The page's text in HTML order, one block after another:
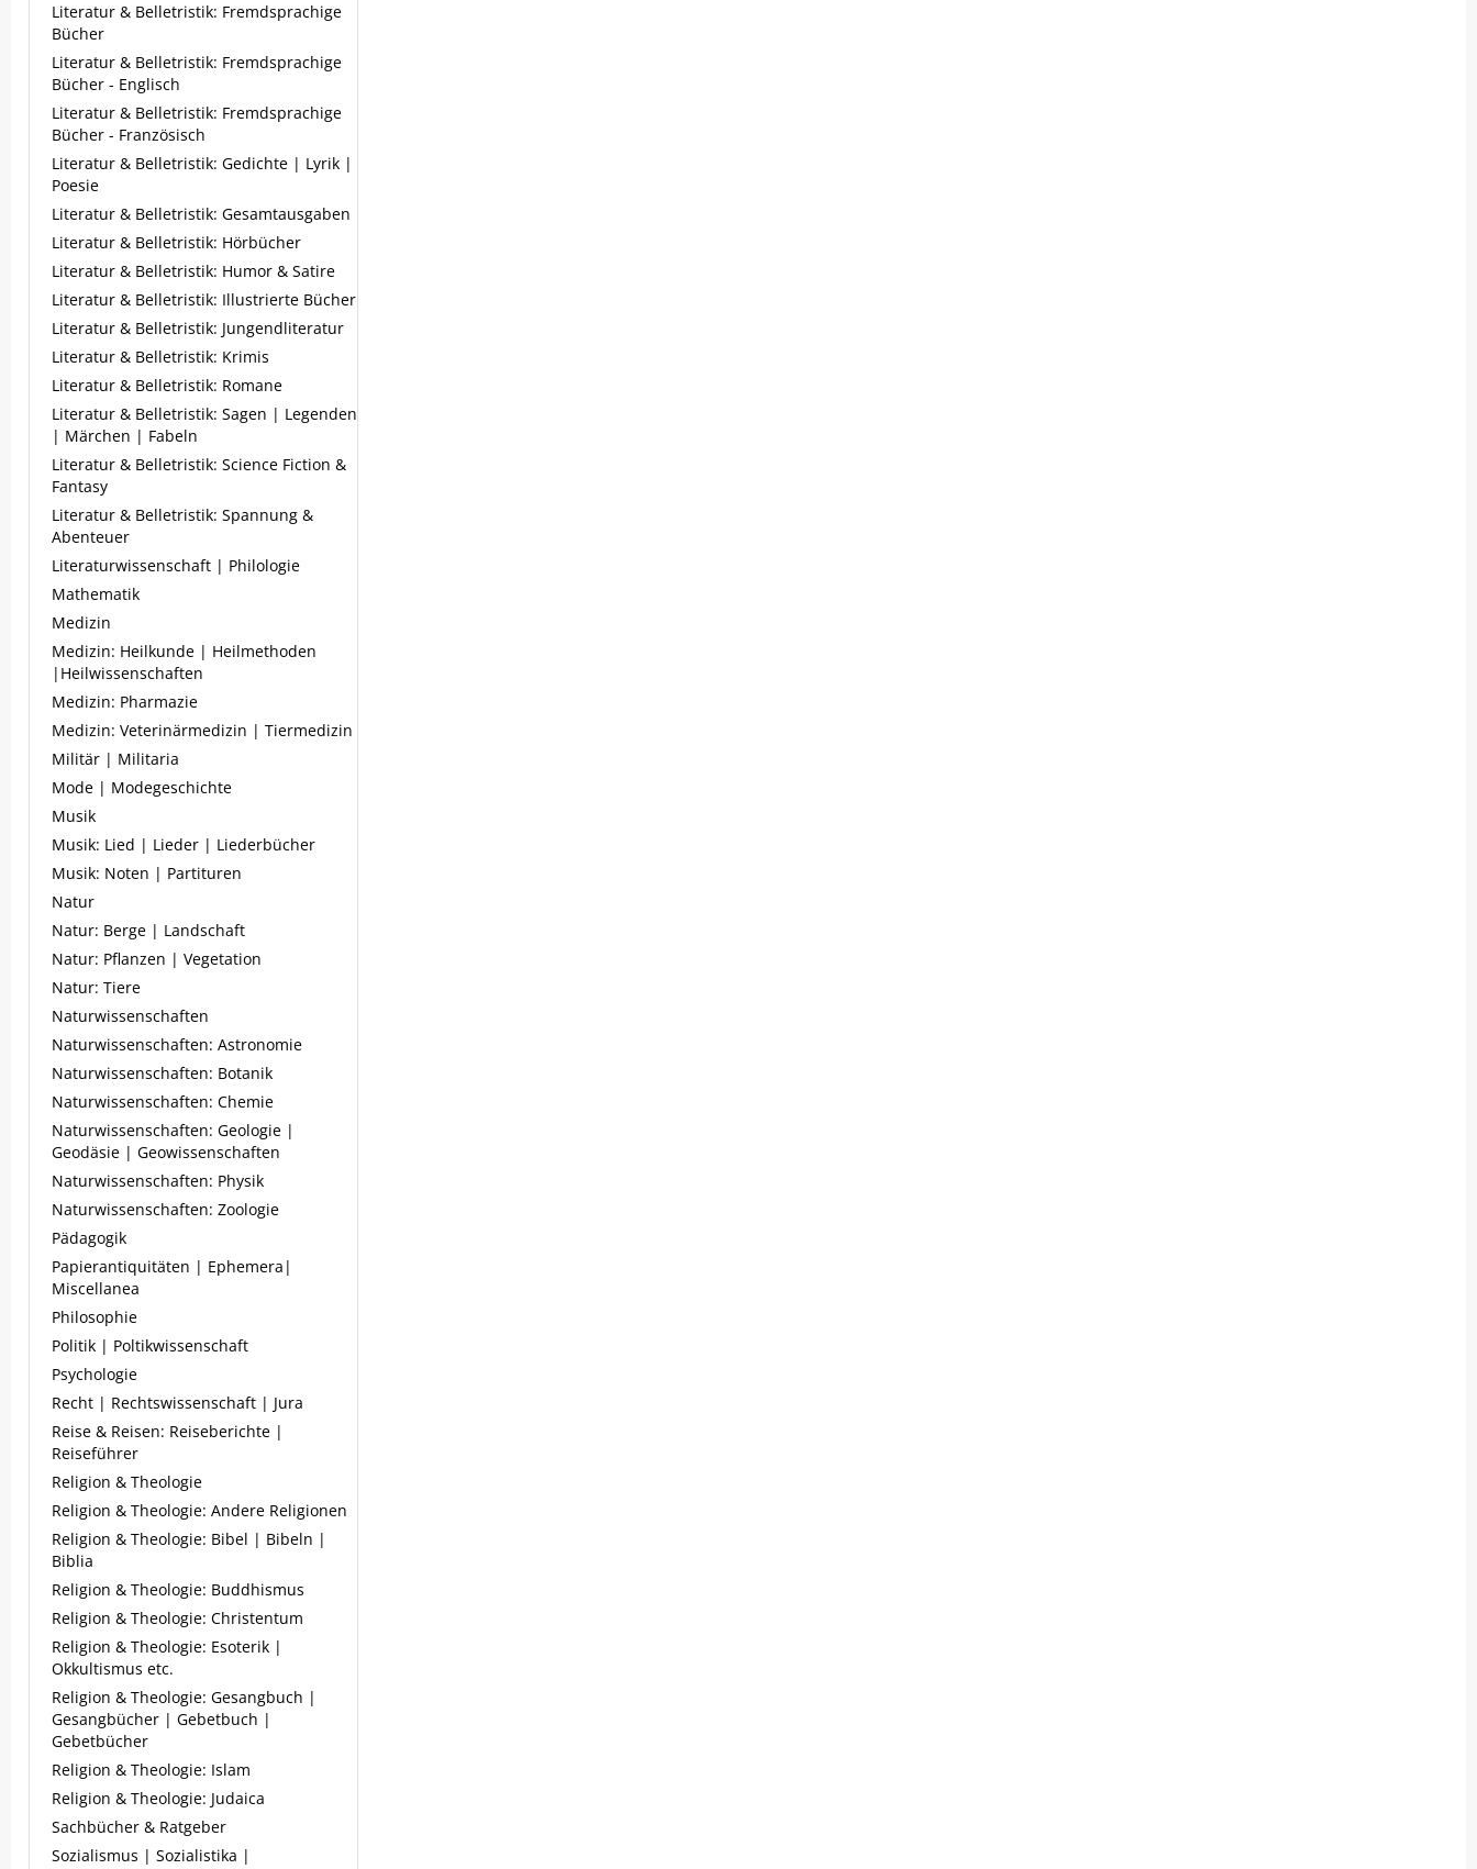
Literatur & Belletristik: Fremdsprachige
Bücher
Literatur & Belletristik: Fremdsprachige
Bücher - Englisch
Literatur & Belletristik: Fremdsprachige
Bücher - Französisch
Literatur & Belletristik: Gedichte | Lyrik |
Poesie
Literatur & Belletristik: Gesamtausgaben
Literatur & Belletristik: Hörbücher
Literatur & Belletristik: Humor & Satire
Literatur & Belletristik: Illustrierte Bücher
Literatur & Belletristik: Jungendliteratur
Literatur & Belletristik: Krimis
Literatur & Belletristik: Romane
Literatur & Belletristik: Sagen | Legenden
| Märchen | Fabeln
Literatur & Belletristik: Science Fiction &
Fantasy
Literatur & Belletristik: Spannung &
Abenteuer
Literaturwissenschaft | Philologie
Mathematik
Medizin
Medizin: Heilkunde | Heilmethoden
|Heilwissenschaften
Medizin: Pharmazie
Medizin: Veterinärmedizin | Tiermedizin
Militär | Militaria
Mode | Modegeschichte
Musik
Musik: Lied | Lieder | Liederbücher
Musik: Noten | Partituren
Natur
Natur: Berge | Landschaft
Natur: Pflanzen | Vegetation
Natur: Tiere
Naturwissenschaften
Naturwissenschaften: Astronomie
Naturwissenschaften: Botanik
Naturwissenschaften: Chemie
Naturwissenschaften: Geologie |
Geodäsie | Geowissenschaften
Naturwissenschaften: Physik
Naturwissenschaften: Zoologie
Pädagogik
Papierantiquitäten | Ephemera|
Miscellanea
Philosophie
Politik | Poltikwissenschaft
Psychologie
Recht | Rechtswissenschaft | Jura
Reise & Reisen: Reiseberichte |
Reiseführer
Religion & Theologie
Religion & Theologie: Andere Religionen
Religion & Theologie: Bibel | Bibeln |
Biblia
Religion & Theologie: Buddhismus
Religion & Theologie: Christentum
Religion & Theologie: Esoterik |
Okkultismus etc.
Religion & Theologie: Gesangbuch |
Gesangbücher | Gebetbuch |
Gebetbücher
Religion & Theologie: Islam
Religion & Theologie: Judaica
Sachbücher & Ratgeber
Sozialismus | Sozialistika |